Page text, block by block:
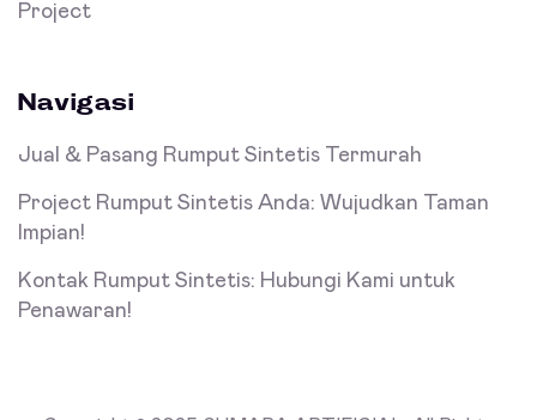
Project
Navigasi
Jual & Pasang Rumput Sintetis Termurah
Project Rumput Sintetis Anda: Wujudkan Taman
Impian!
Kontak Rumput Sintetis: Hubungi Kami untuk
Penawaran!